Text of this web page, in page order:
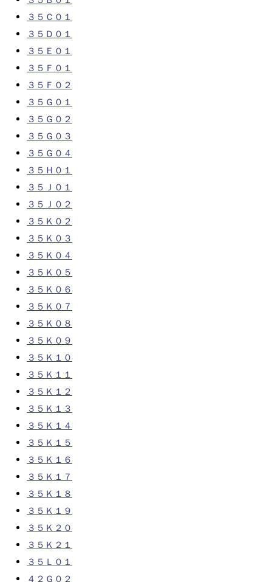
３５Ｃ０１
３５Ｄ０１
３５Ｅ０１
３５Ｆ０１
３５Ｆ０２
３５Ｇ０１
３５Ｇ０２
３５Ｇ０３
３５Ｇ０４
３５Ｈ０１
３５Ｊ０１
３５Ｊ０２
３５Ｋ０２
３５Ｋ０３
３５Ｋ０４
３５Ｋ０５
３５Ｋ０６
３５Ｋ０７
３５Ｋ０８
３５Ｋ０９
３５Ｋ１０
３５Ｋ１１
３５Ｋ１２
３５Ｋ１３
３５Ｋ１４
３５Ｋ１５
３５Ｋ１６
３５Ｋ１７
３５Ｋ１８
３５Ｋ１９
３５Ｋ２０
３５Ｋ２１
３５Ｌ０１
４２Ｇ０２